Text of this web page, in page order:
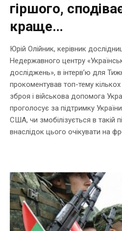
гіршого,
краще…
Юрій Олійник, керівник
Недержавного центру
досліджень», в інтерв’ю для
прокоментував топ-тему кількох
зброя і військова допомога
проголосує за підтримку
США, чи змобілізується в такій
внаслідок цього очікувати на